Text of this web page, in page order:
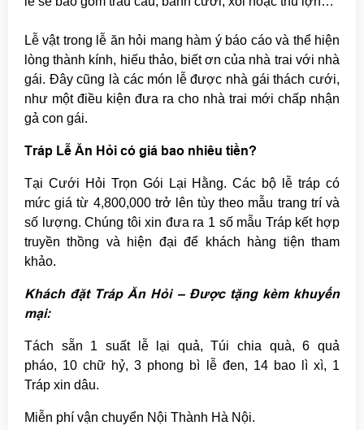
Lễ vật trong lễ ăn hỏi mang hàm ý báo cáo và thể hiện
lòng thành kính, hiếu thảo, biết ơn của nhà trai với nhà
gái. Đây cũng là các món lễ được nhà gái thách cưới,
như một điều kiện đưa ra cho nhà trai mới chấp nhận
gả con gái.
Tráp Lễ Ăn Hỏi có giá bao nhiêu tiền?
Tại Cưới Hỏi Trọn Gói Lại Hằng. Các bộ lễ tráp có
mức giá từ 4,800,000 trở lên tùy theo mẫu trang trí và
số lượng. Chúng tôi xin đưa ra 1 số mẫu Tráp kết hợp
truyền thồng và hiện đại để khách hàng tiện tham
khảo.
Khách đặt Tráp Ăn Hỏi – Được tặng kèm khuyến
mại:
Tách sẵn 1 suất lễ lại quả, Túi chia quà, 6 quả
pháo, 10 chữ hỷ, 3 phong bì lễ đen, 14 bao lì xì, 1
Tráp xin dâu.
Miễn phí vận chuyển Nội Thành Hà Nội.